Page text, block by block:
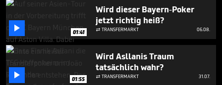
 01:41
Wird dieser Bayern-Poker
jetzt richtig heiß?
 TRANSFERMARKT 06.08.
 01:55
Wird Asllanis Traum
tatsächlich wahr?
 TRANSFERMARKT 31.07.